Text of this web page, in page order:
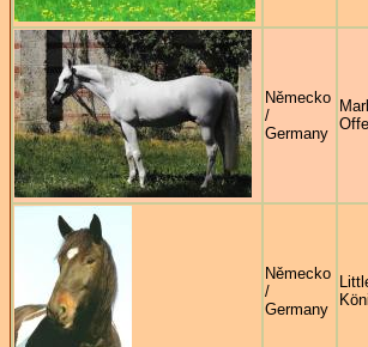
Německo
/
Germany
Německo
/
Germany